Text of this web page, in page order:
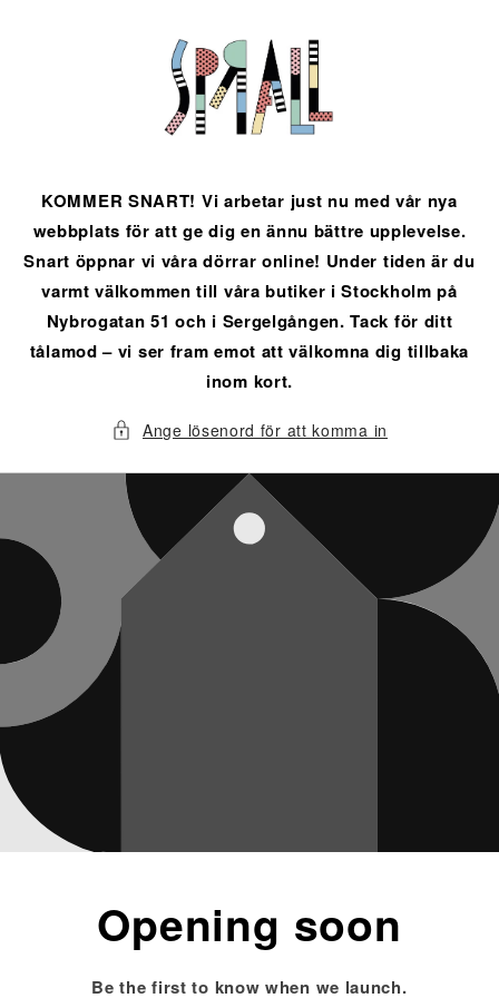
KOMMER SNART! Vi arbetar just nu med vår nya
webbplats för att ge dig en ännu bättre upplevelse.
Snart öppnar vi våra dörrar online! Under tiden är du
varmt välkommen till våra butiker i Stockholm på
Nybrogatan 51 och i Sergelgången. Tack för ditt
tålamod – vi ser fram emot att välkomna dig tillbaka
inom kort.
Ange lösenord för att komma in
Opening soon
Be the first to know when we launch.